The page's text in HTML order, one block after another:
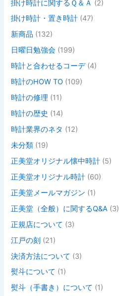
掛け時計に関するＱ＆Ａ (2)
掛け時計・置き時計 (47)
新商品 (132)
日曜日勉強会 (199)
時計と合わせるコーデ(4)
時計のHOW TO (109)
時計の修理 (11)
時計の歴史 (14)
時計業界のネタ (12)
未分類 (19)
正美堂オリジナル懐中時計 (5)
正美堂オリジナル時計 (60)
正美堂メールマガジン (1)
正美堂（全般）に関するQ&A (3)
正規店について (3)
江戸の刻 (21)
決済方法について (3)
熨斗について (1)
熨斗（手書き）について (1)